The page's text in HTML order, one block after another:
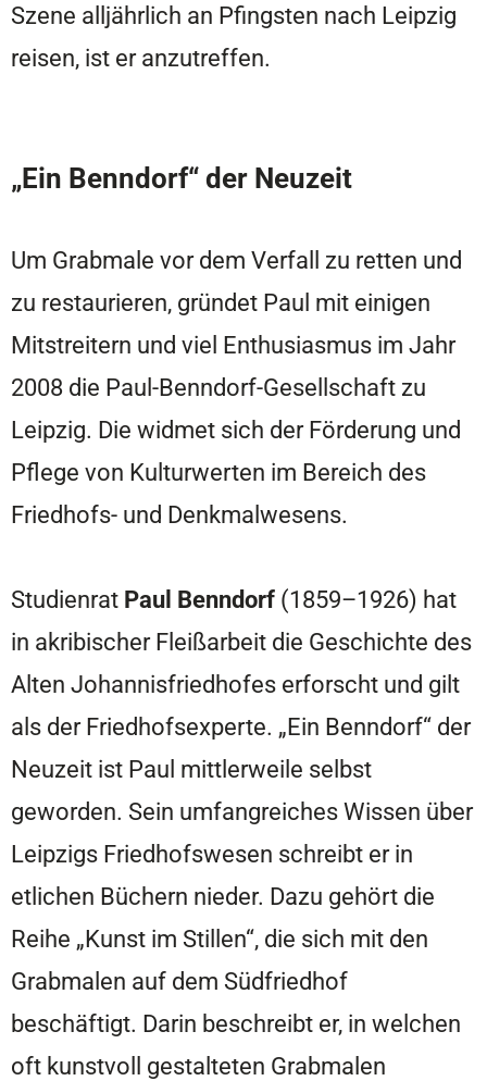
Szene alljährlich an Pfingsten nach Leipzig
reisen, ist er anzutreffen.
„Ein Benndorf“ der Neuzeit
Um Grabmale vor dem Verfall zu retten und
zu restaurieren, gründet Paul mit einigen
Mitstreitern und viel Enthusiasmus im Jahr
2008 die Paul-Benndorf-Gesellschaft zu
Leipzig. Die widmet sich der Förderung und
Pflege von Kulturwerten im Bereich des
Friedhofs- und Denkmalwesens.
Studienrat Paul Benndorf (1859–1926) hat
in akribischer Fleißarbeit die Geschichte des
Alten Johannisfriedhofes erforscht und gilt
als der Friedhofsexperte. „Ein Benndorf“ der
Neuzeit ist Paul mittlerweile selbst
geworden. Sein umfangreiches Wissen über
Leipzigs Friedhofswesen schreibt er in
etlichen Büchern nieder. Dazu gehört die
Reihe „Kunst im Stillen“, die sich mit den
Grabmalen auf dem Südfriedhof
beschäftigt. Darin beschreibt er, in welchen
oft kunstvoll gestalteten Grabmalen